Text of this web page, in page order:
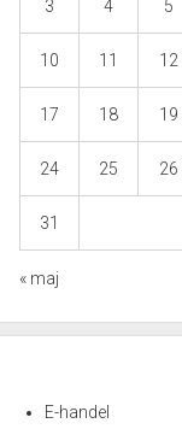
3 4 5
10 11 12
17 18 19
24 25 26
31
« maj
E-handel